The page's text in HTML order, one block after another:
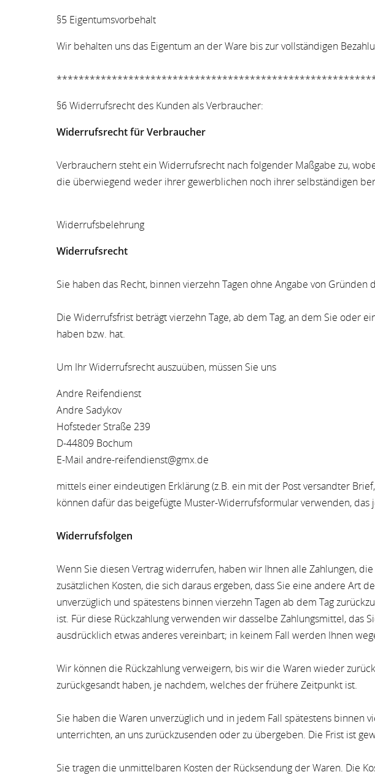
§5 Eigentumsvorbehalt
Wir behalten uns das Eigentum an der Ware bis zur vollständigen
§6 Widerrufsrecht des Kunden als Verbraucher:
Widerrufsrecht für Verbraucher
Verbrauchern steht ein Widerrufsrecht nach folgender Maßgabe zu,
die überwiegend weder ihrer gewerblichen noch ihrer selbständigen
Widerrufsbelehrung
Widerrufsrecht
Sie haben das Recht, binnen vierzehn Tagen ohne Angabe von Gründen
Die Widerrufsfrist beträgt vierzehn Tage, ab dem Tag, an dem Sie oder
haben bzw. hat.
Um Ihr Widerrufsrecht auszuüben, müssen Sie uns
Andre Reifendienst
Andre Sadykov
Hofsteder Straße 239
D-44809 Bochum
E-Mail andre-reifendienst@gmx.de
mittels einer eindeutigen Erklärung (z.B. ein mit der Post versandter
können dafür das beigefügte Muster-Widerrufsformular verwenden, das
Widerrufsfolgen
Wenn Sie diesen Vertrag widerrufen, haben wir Ihnen alle Zahlungen,
zusätzlichen Kosten, die sich daraus ergeben, dass Sie eine andere Art
unverzüglich und spätestens binnen vierzehn Tagen ab dem Tag
ist. Für diese Rückzahlung verwenden wir dasselbe Zahlungsmittel,
ausdrücklich etwas anderes vereinbart; in keinem Fall werden Ihnen
Wir können die Rückzahlung verweigern, bis wir die Waren wieder
zurückgesandt haben, je nachdem, welches der frühere Zeitpunkt ist.
Sie haben die Waren unverzüglich und in jedem Fall spätestens binnen
unterrichten, an uns zurückzusenden oder zu übergeben. Die Frist ist
Sie tragen die unmittelbaren Kosten der Rücksendung der Waren. Die